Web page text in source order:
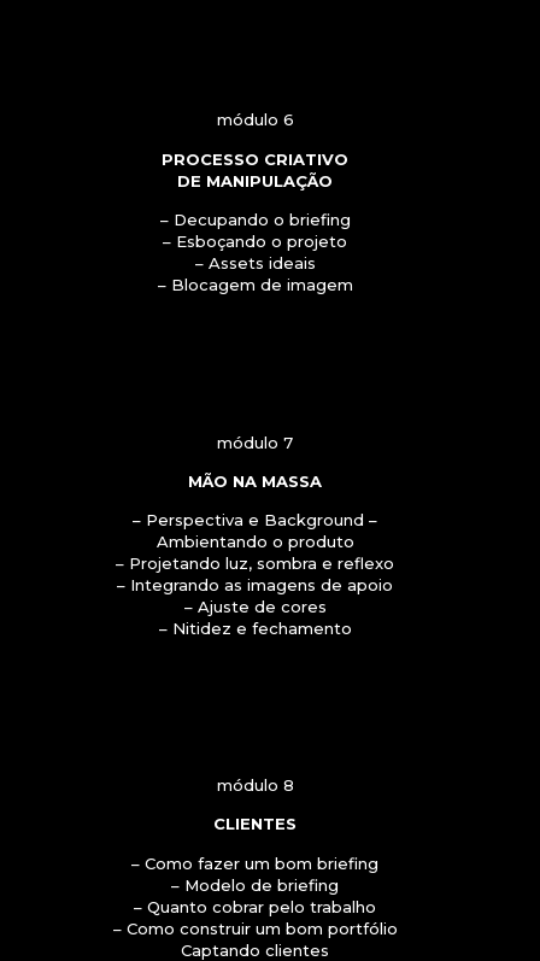
módulo 6
PROCESSO CRIATIVO
DE MANIPULAÇÃO
– Decupando o briefing
– Esboçando o projeto
– Assets ideais
– Blocagem de imagem
módulo 7
MÃO NA MASSA
– Perspectiva e Background –
Ambientando o produto
– Projetando luz, sombra e reflexo
– Integrando as imagens de apoio
– Ajuste de cores
– Nitidez e fechamento
módulo 8
CLIENTES
– Como fazer um bom briefing
– Modelo de briefing
– Quanto cobrar pelo trabalho
– Como construir um bom portfólio
Captando clientes